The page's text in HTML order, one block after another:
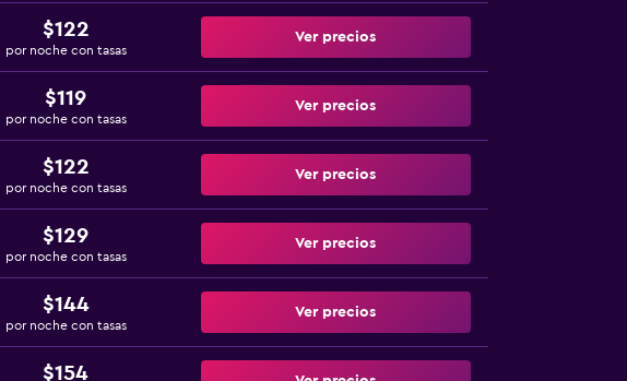
$122
por noche con tasas
Ver precios
$119
por noche con tasas
Ver precios
$122
por noche con tasas
Ver precios
$129
por noche con tasas
Ver precios
$144
por noche con tasas
Ver precios
$154